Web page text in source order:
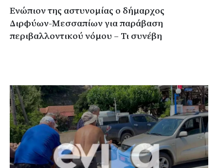
Ενώπιον της αστυνομίας ο δήμαρχος
Διρφύων-Μεσσαπίων για παράβαση
περιβαλλοντικού νόμου – Τι συνέβη